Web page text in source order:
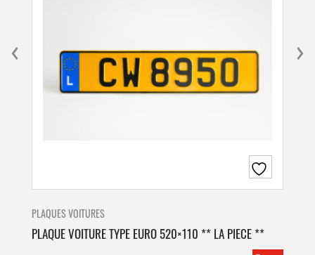
PLAQUES VOITURES
PLAQUE VOITURE TYPE EURO 520×110 ** LA PIECE **